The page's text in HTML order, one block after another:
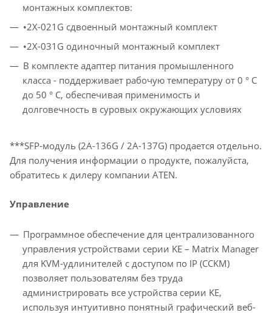
монтажных комплектов:
•2X-021G сдвоенный монтажный комплект
•2X-031G одиночный монтажный комплект
В комплекте адаптер питания промышленного
класса - поддерживает рабочую температуру от 0 ° C
до 50 ° C, обеспечивая применимость и
долговечность в суровых окружающих условиях
***SFP-модуль (2A-136G / 2A-137G) продается отдельно.
Для получения информации о продукте, пожалуйста,
обратитесь к дилеру компании ATEN.
Управление
Программное обеспечение для централизованного
управления устройствами серии KE – Matrix Manager
для KVM-удлинителей с доступом по IP (CCKM)
позволяет пользователям без труда
администрировать все устройства серии KE,
используя интуитивно понятный графический веб-